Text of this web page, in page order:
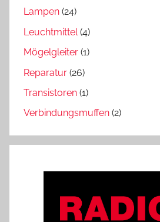
Lampen (24)
Leuchtmittel (4)
Mögelgleiter (1)
Reparatur (26)
Transistoren (1)
Verbindungsmuffen (2)